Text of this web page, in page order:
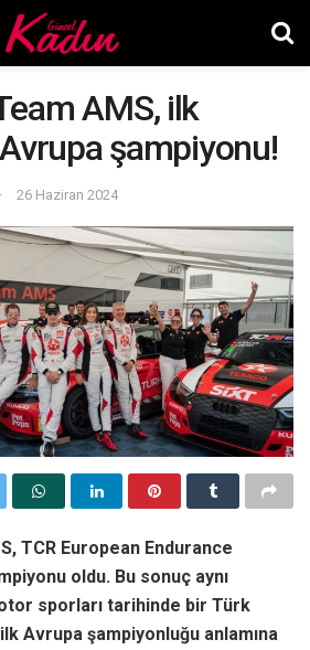
AMS, ilk
şampiyonu!
26 Haziran 2024
TCR European Endurance
oldu. Bu sonuç aynı
sporları tarihinde bir Türk
Avrupa şampiyonluğu anlamına